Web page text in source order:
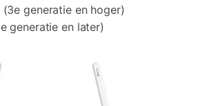
generatie en hoger)
generatie en later)